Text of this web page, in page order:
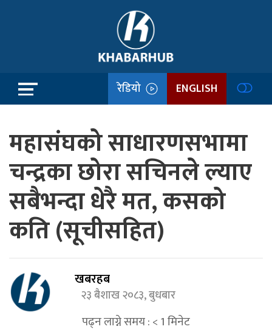
रेडियो ENGLISH
महासंघको साधारणसभामा
चन्द्रका छोरा सचिनले ल्याए
सबैभन्दा धेरै मत, कसको
कति (सूचीसहित)
खबरहब
२३ बैशाख २०८३, बुधबार
पढ्न लाग्ने समय :< 1मिनेट